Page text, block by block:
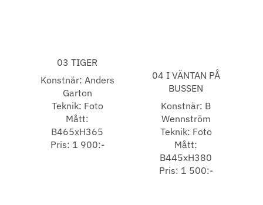
03 TIGER
Konstnär: Anders
Garton
Teknik: Foto
Mått:
B465xH365
Pris: 1 900:-
04 I VÄNTAN PÅ
BUSSEN
Konstnär: B
Wennström
Teknik: Foto
Mått:
B445xH380
Pris: 1 500:-